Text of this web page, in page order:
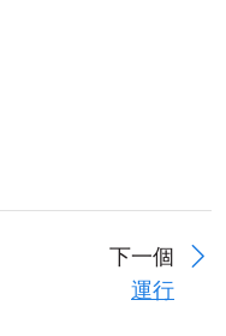
下一個
運行